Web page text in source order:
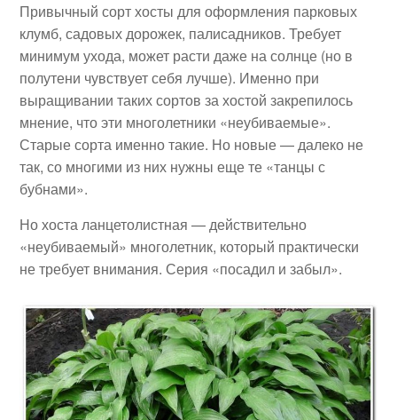
Привычный сорт хосты для оформления парковых
клумб, садовых дорожек, палисадников. Требует
минимум ухода, может расти даже на солнце (но в
полутени чувствует себя лучше). Именно при
выращивании таких сортов за хостой закрепилось
мнение, что эти многолетники «неубиваемые».
Старые сорта именно такие. Но новые — далеко не
так, со многими из них нужны еще те «танцы с
бубнами».
Но хоста ланцетолистная — действительно
«неубиваемый» многолетник, который практически
не требует внимания. Серия «посадил и забыл».